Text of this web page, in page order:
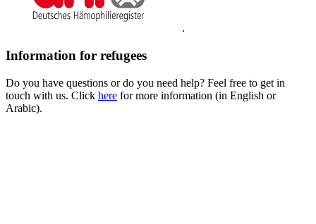
.
Information for refugees
Do you have questions or do you need help? Feel free to get in
touch with us. Click here for more information (in English or
Arabic).